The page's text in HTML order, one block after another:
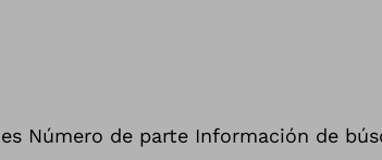
Número de parte Información de